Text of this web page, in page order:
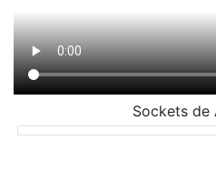
Sockets de